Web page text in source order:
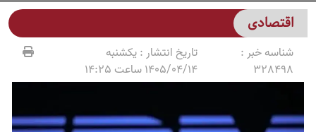
اقتصادی
شناسه خبر :
328498
تاریخ انتشار :یکشنبه
1405/04/14 ساعت 14:25